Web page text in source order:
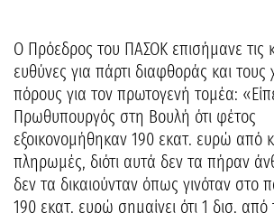
Ο Πρόεδρος του ΠΑΣΟΚ επισήμανε τις
ευθύνες για πάρτι διαφθοράς και τους
πόρους για τον πρωτογενή τομέα:
Πρωθυπουργός στη Βουλή ότι φέτος
εξοικονομήθηκαν 190 εκατ. ευρώ από
πληρωμές, διότι αυτά δεν τα πήραν
δεν τα δικαιούνταν όπως γινόταν στο
190 εκατ. ευρώ σημαίνει ότι 1 δισ. από